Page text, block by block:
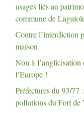
usages liés au
commune de
Contre l’interdiction
maison
Non à l’anglicisation
l’Europe !
Préfectures du 93/77
pollutions du Fort de